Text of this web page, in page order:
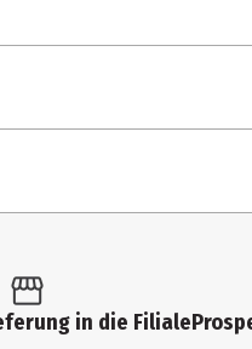
in die Filiale